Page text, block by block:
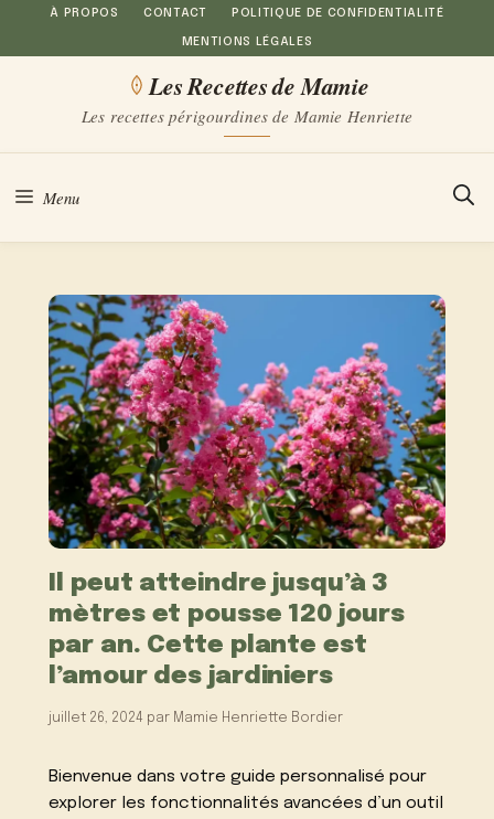
Aller
au
À PROPOS CONTACT POLITIQUE DE CONFIDENTIALITÉ
MENTIONS LÉGALES
Les Recettes de Mamie
Les recettes périgourdines de Mamie Henriette
Menu
Il peut atteindre jusqu’à 3
mètres et pousse 120 jours
par an. Cette plante est
l’amour des jardiniers
juillet 26, 2024 par Mamie Henriette Bordier
Bienvenue dans votre guide personnalisé pour
explorer les fonctionnalités avancées d’un outil